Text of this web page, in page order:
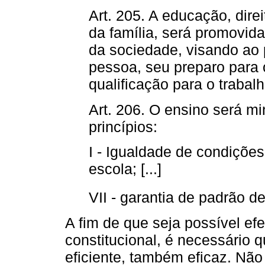
Art. 205. A educação,
da família, será
da sociedade, visando
pessoa, seu preparo
qualificação para o
Art. 206. O ensino será
princípios:
I - Igualdade de
escola; [...]
VII - garantia de padrão
A fim de que seja possível
constitucional, é necessário
eficiente, também eficaz.